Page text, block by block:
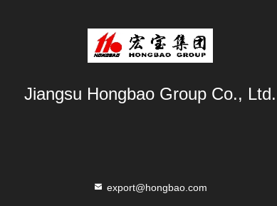
Jiangsu Hongbao Group Co., Ltd.
export@hongbao.com